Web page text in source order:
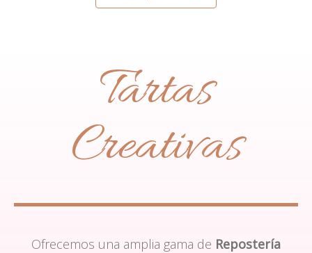
Tartas
Creativas
Ofrecemos una amplia gama de Repostería